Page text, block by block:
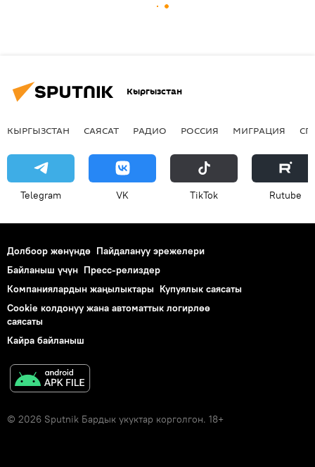
Кыргызстан
КЫРГЫЗСТАН САЯСАТ РАДИО РОССИЯ МИГРАЦИЯ
Telegram VK ТikТоk Rutube
Долбоор жөнүндө Пайдалануу эрежелери
Байланыш үчүн Пресс-релиздер
Компаниялардын жаңылыктары Купуялык саясаты
Cookie колдонуу жана автоматтык логирлөө
саясаты
Кайра байланыш
© 2026 Sputnik Бардык укуктар корголгон. 18+